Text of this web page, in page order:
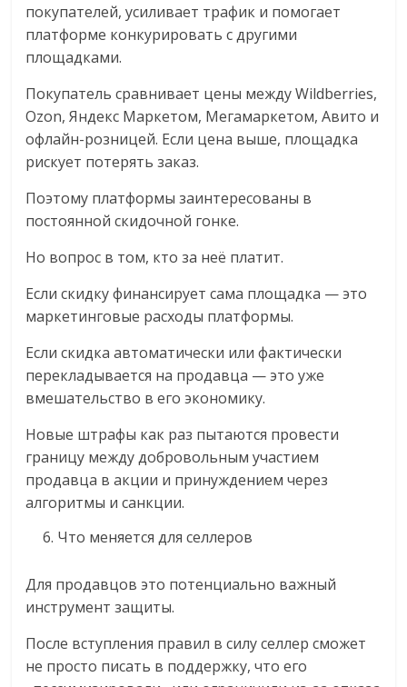
покупателей, усиливает трафик и помогает
платформе конкурировать с другими
площадками.
Покупатель сравнивает цены между Wildberries,
Ozon, Яндекс Маркетом, Мегамаркетом, Авито и
офлайн-розницей. Если цена выше, площадка
рискует потерять заказ.
Поэтому платформы заинтересованы в
постоянной скидочной гонке.
Но вопрос в том, кто за неё платит.
Если скидку финансирует сама площадка — это
маркетинговые расходы платформы.
Если скидка автоматически или фактически
перекладывается на продавца — это уже
вмешательство в его экономику.
Новые штрафы как раз пытаются провести
границу между добровольным участием
продавца в акции и принуждением через
алгоритмы и санкции.
Что меняется для селлеров
Для продавцов это потенциально важный
инструмент защиты.
После вступления правил в силу селлер сможет
не просто писать в поддержку, что его